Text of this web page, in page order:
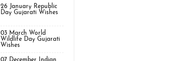
26 January Republic
Day Gujarati Wishes
03 March World
Wildlife Day Gujarati
Wishes